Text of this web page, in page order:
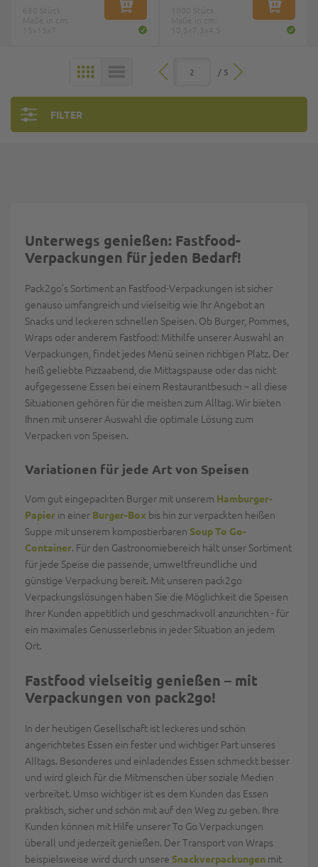
IN DEN WARENKORB IN DEN
/ 5
KACHELN
FILTER
Unterwegs genießen: Fastfood-
Verpackungen für jeden Bedarf!
Pack2go’s Sortiment an Fastfood-Verpackungen ist sicher
genauso umfangreich und vielseitig wie Ihr Angebot an
Snacks und leckeren schnellen Speisen. Ob Burger, Pommes,
Wraps oder anderem Fastfood: Mithilfe unserer Auswahl an
Verpackungen, findet jedes Menü seinen richtigen Platz. Der
heiß geliebte Pizzaabend, die Mittagspause oder das nicht
aufgegessene Essen bei einem Restaurantbesuch – all diese
Situationen gehören für die meisten zum Alltag. Wir bieten
Ihnen mit unserer Auswahl die optimale Lösung zum
Verpacken von Speisen.
Variationen für jede Art von Speisen
Vom gut eingepackten Burger mit unserem Hamburger-
Papier in einer Burger-Box bis hin zur verpackten heißen
Suppe mit unserem kompostierbaren Soup To Go-
Container. Für den Gastronomiebereich hält unser Sortiment
für jede Speise die passende, umweltfreundliche und
günstige Verpackung bereit. Mit unseren pack2go
Verpackungslösungen haben Sie die Möglichkeit die Speisen
Ihrer Kunden appetitlich und geschmackvoll anzurichten - für
ein maximales Genusserlebnis in jeder Situation an jedem
Ort.
Fastfood vielseitig genießen – mit
Verpackungen von pack2go!
In der heutigen Gesellschaft ist leckeres und schön
angerichtetes Essen ein fester und wichtiger Part unseres
Alltags. Besonderes und einladendes Essen schmeckt besser
und wird gleich für die Mitmenschen über soziale Medien
verbreitet. Umso wichtiger ist es dem Kunden das Essen
praktisch, sicher und schön mit auf den Weg zu geben. Ihre
Kunden können mit Hilfe unserer To Go Verpackungen
überall und jederzeit genießen. Der Transport von Wraps
beispielsweise wird durch unsere Snackverpackungen mit